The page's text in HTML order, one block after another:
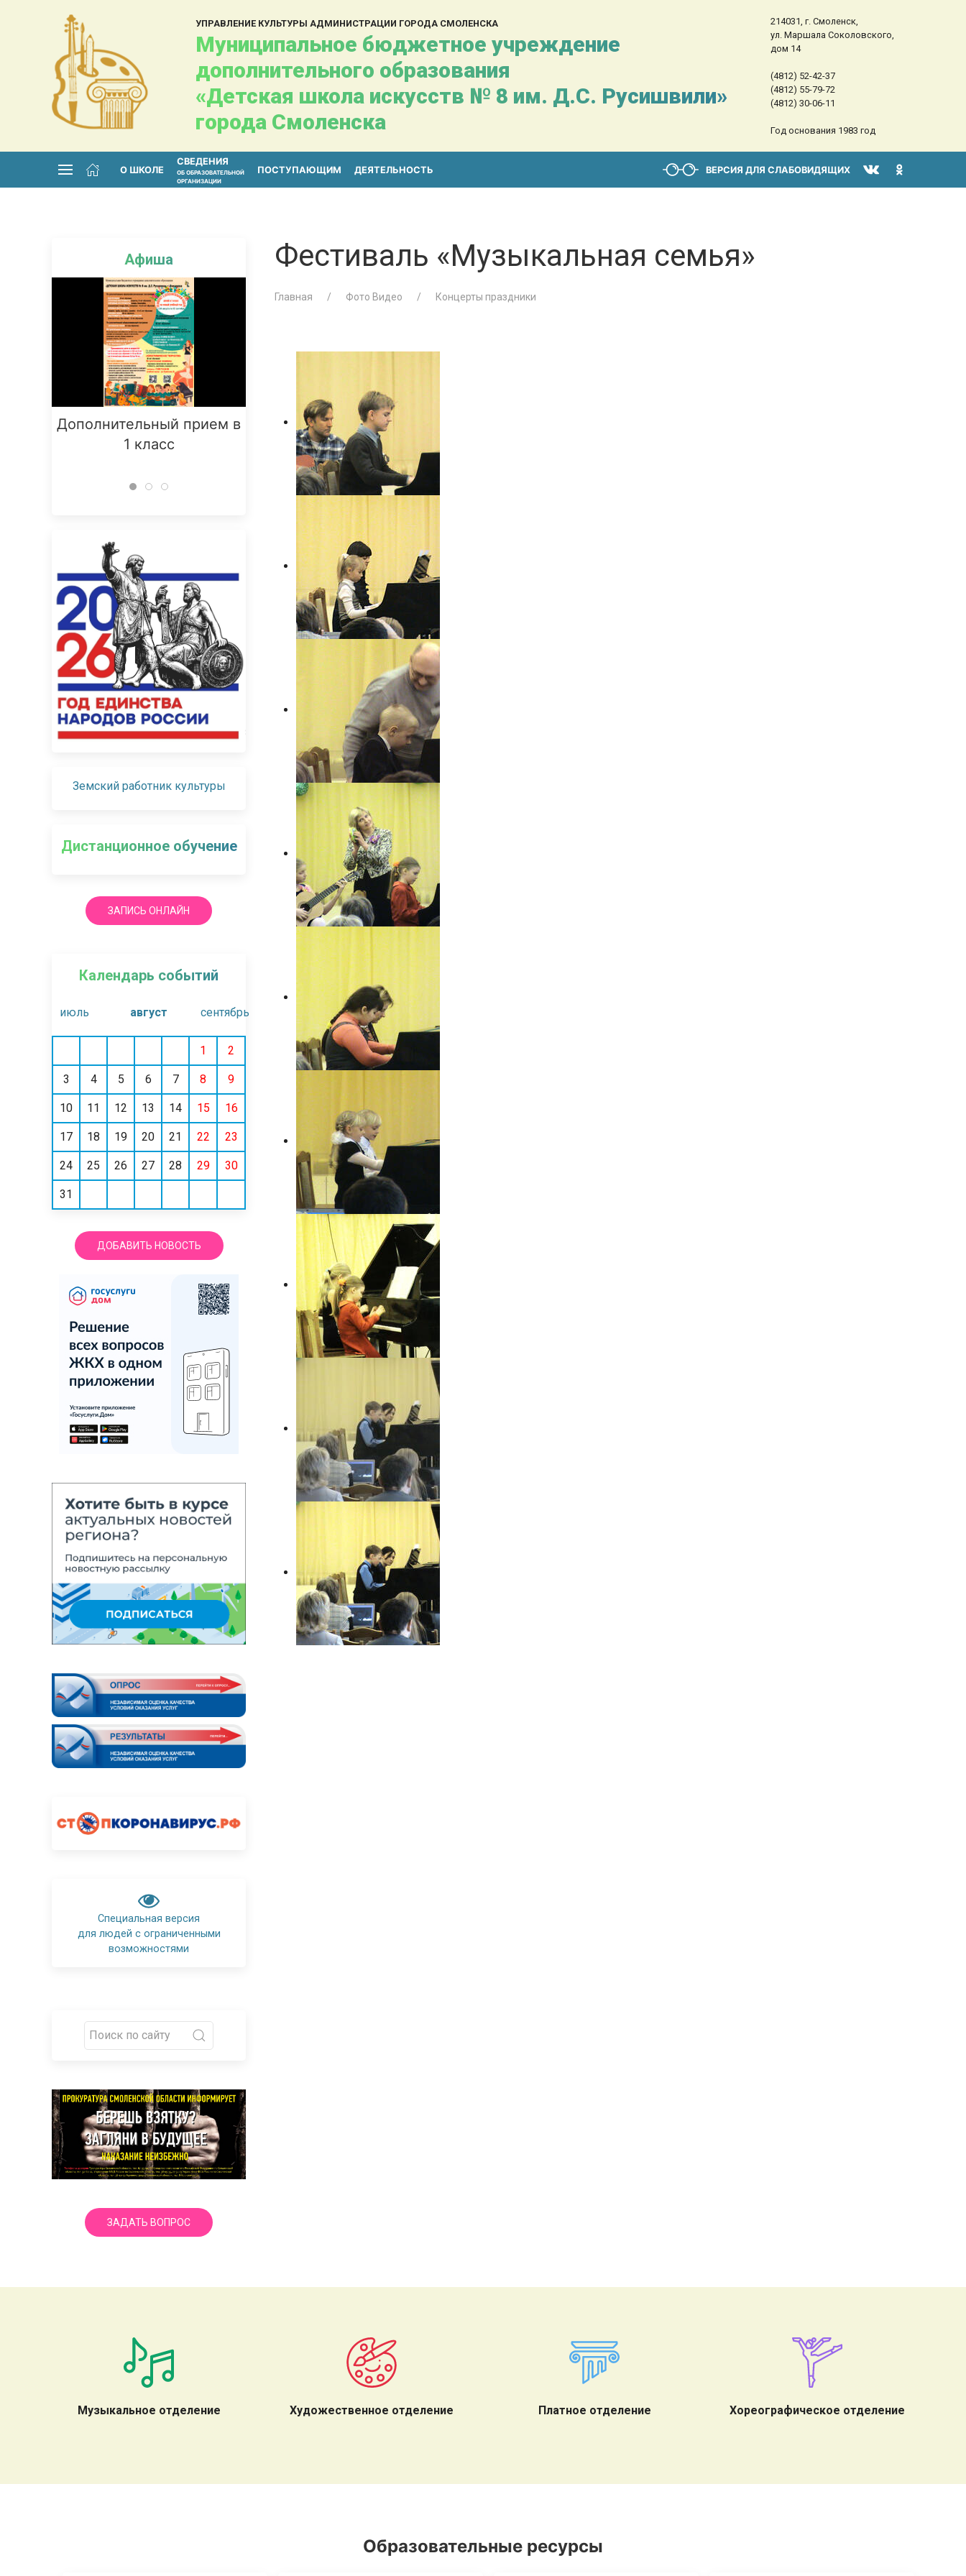
УПРАВЛЕНИЕ КУЛЬТУРЫ АДМИНИСТРАЦИИ ГОРОДА СМОЛЕНСКА
Муниципальное бюджетное учреждение
дополнительного образования
«Детская школа искусств № 8 им. Д.С. Русишвили»
города Смоленска
214031, г. Смоленск,
ул. Маршала Соколовского,
дом 14
(4812) 52-42-37
(4812) 55-79-72
(4812) 30-06-11
Год основания 1983 год
О ШКОЛЕ
СВЕДЕНИЯ
ОБ ОБРАЗОВАТЕЛЬНОЙ
ОРГАНИЗАЦИИ
ПОСТУПАЮЩИМ ДЕЯТЕЛЬНОСТЬ ВЕРСИЯ ДЛЯ СЛАБОВИДЯЩИХ
Афиша
Дополнительный прием в
1 класс
Занятия для детей 4-6 лет
Земский работник культуры
Дистанционное обучение
ЗАПИСЬ ОНЛАЙН
Календарь событий
июль август сентябрь
1 2
3 4 5 6 7 8 9
10 11 12 13 14 15 16
17 18 19 20 21 22 23
24 25 26 27 28 29 30
31
ДОБАВИТЬ НОВОСТЬ
Специальная версия
для людей с ограниченными
возможностями
ЗАДАТЬ ВОПРОС
Фестиваль «Музыкальная семья»
Главная Фото Видео Концерты праздники
Музыкальное отделение Художественное отделение Платное отделение Хореографическое отделение
Образовательные ресурсы